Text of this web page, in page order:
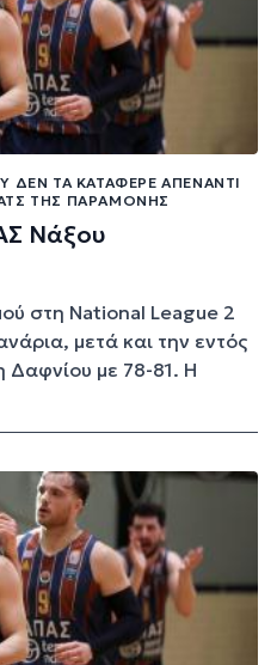
ΤΑ ΚΑΤΆΦΕΡΕ ΑΠΈΝΑΝΤΙ
ΤΗΣ ΠΑΡΑΜΟΝΉΣ
Νάξου
στη National League 2
μετά και την εντός
με 78-81. Η